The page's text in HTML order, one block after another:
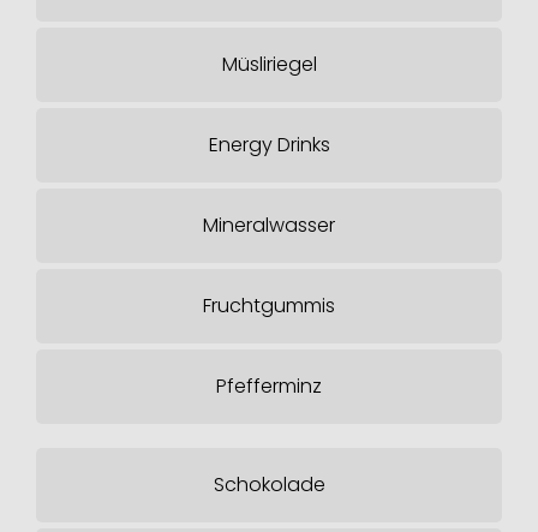
Müsliriegel
Energy Drinks
Mineralwasser
Fruchtgummis
Pfefferminz
Schokolade